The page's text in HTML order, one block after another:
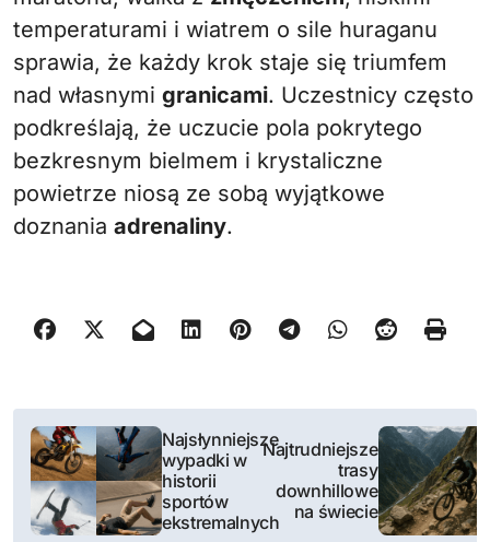
temperaturami i wiatrem o sile huraganu
sprawia, że każdy krok staje się triumfem
nad własnymi granicami. Uczestnicy często
podkreślają, że uczucie pola pokrytego
bezkresnym bielmem i krystaliczne
powietrze niosą ze sobą wyjątkowe
doznania adrenaliny.
N
w
Najsłynniejsze
wypadki w
historii
sportów
ekstremalnych
Najtrudniejsze
trasy
downhillowe
na świecie